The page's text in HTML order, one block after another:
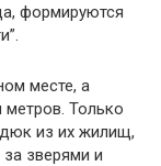
формируются
месте, а
метров. Только
из их жилищ,
зверями и